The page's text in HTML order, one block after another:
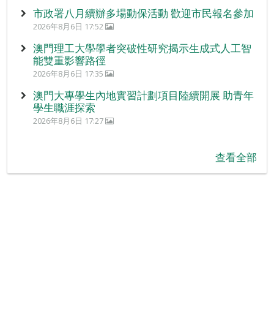
市政署八月續辦多場動保活動 歡迎市民報名參加
2026年8月6日 17:52
澳門理工大學學者突破性研究揭示生成式人工智
能雙重影響路徑
2026年8月6日 17:35
澳門大專學生內地實習計劃項目陸續開展 助青年
學生職涯探索
2026年8月6日 17:27
查看全部